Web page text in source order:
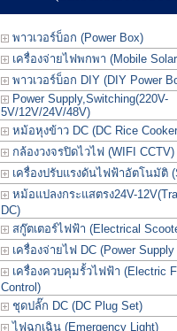
พาวเวอร์บ็อก (Power Box)
เครื่องจ่ายไฟพกพา (Mobile
พาวเวอร์บ็อก DIY (DIY Power
Power Supply,Switching(220V-
5V/12V/24V/48V)
หม้อหุงข้าว DC (DC Rice
กล้องวงจรปิดไวไฟ (WIFI CCTV)
เครื่องปรับแรงดันไฟฟ้าอัตโนมัติ
หม้อแปลงกระแสตรง24V-
DC)
สกู๊ตเตอร์ไฟฟ้า (Electrical
เครื่องจ่ายไฟ DC (Power Supply
เครื่องควบคุมรั้วไฟฟ้า (Electric
Control)
ชุดปลั๊ก DC (DC Plug Set)
ไฟฉุกเฉิน (Emergency Light)